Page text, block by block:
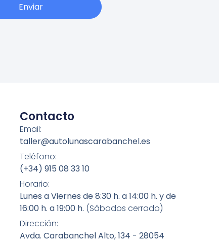
Enviar
Contacto
Email:
taller@autolunascarabanchel.es
Teléfono:
(+34) 915 08 33 10
Horario:
Lunes a Viernes de 8:30 h. a 14:00 h. y de
16:00 h. a 19:00 h. (Sábados cerrado)
Dirección:
Avda. Carabanchel Alto, 134 - 28054